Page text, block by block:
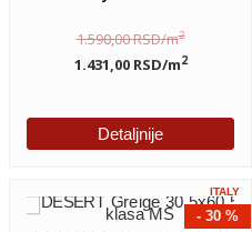
1.590,00RSD/m2
1.431,00 RSD/m2
Detaljnije
- 30 %
ITALY